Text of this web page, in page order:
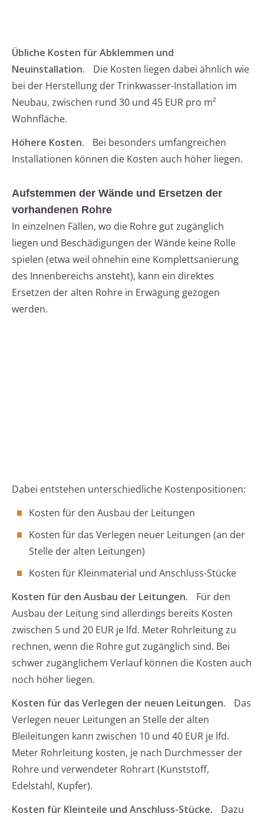
Übliche Kosten für Abklemmen und
Neuinstallation.
Die Kosten liegen dabei ähnlich wie
bei der Herstellung der Trinkwasser-Installation im
Neubau, zwischen rund 30 und 45 EUR pro m²
Wohnfläche.
Höhere Kosten.
Bei besonders umfangreichen
Installationen können die Kosten auch höher liegen.
Aufstemmen der Wände und Ersetzen der
vorhandenen Rohre
In einzelnen Fällen, wo die Rohre gut zugänglich
liegen und Beschädigungen der Wände keine Rolle
spielen (etwa weil ohnehin eine Komplettsanierung
des Innenbereichs ansteht), kann ein direktes
Ersetzen der alten Rohre in Erwägung gezogen
werden.
Dabei entstehen unterschiedliche Kostenpositionen:
Kosten für den Ausbau der Leitungen
Kosten für das Verlegen neuer Leitungen (an der
Stelle der alten Leitungen)
Kosten für Kleinmaterial und Anschluss-Stücke
Kosten für den Ausbau der Leitungen.
Für den
Ausbau der Leitung sind allerdings bereits Kosten
zwischen 5 und 20 EUR je lfd. Meter Rohrleitung zu
rechnen, wenn die Rohre gut zugänglich sind. Bei
schwer zugänglichem Verlauf können die Kosten auch
noch höher liegen.
Kosten für das Verlegen der neuen Leitungen.
Das
Verlegen neuer Leitungen an Stelle der alten
Bleileitungen kann zwischen 10 und 40 EUR je lfd.
Meter Rohrleitung kosten, je nach Durchmesser der
Rohre und verwendeter Rohrart (Kunststoff,
Edelstahl, Kupfer).
Kosten für Kleinteile und Anschluss-Stücke.
Dazu